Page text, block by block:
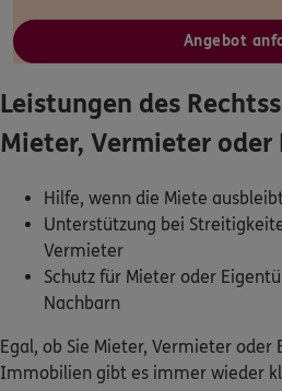
Meine
Sehen Sie auf einen Blick Ihre
dem ERGO
Zum
Schaden- oder
Angebot
Leistungen des
Mieter, Vermieter oder
Hilfe, wenn die Miete
Unterstützung bei
Vermieter
Schutz für Mieter oder
Nachbarn
Egal, ob Sie Mieter, Vermieter oder
Immobilien gibt es immer wieder